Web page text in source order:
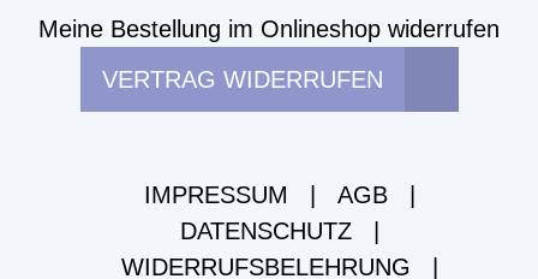
Meine Bestellung im Onlineshop widerrufen
VERTRAG WIDERRUFEN
IMPRESSUM AGB
DATENSCHUTZ
WIDERRUFSBELEHRUNG